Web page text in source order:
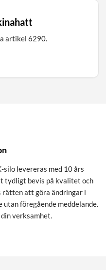
artikel 6290.
levereras med 10 års
tydligt bevis på kvalitet och
rätten att göra ändringar i
föregående meddelande.
verksamhet.